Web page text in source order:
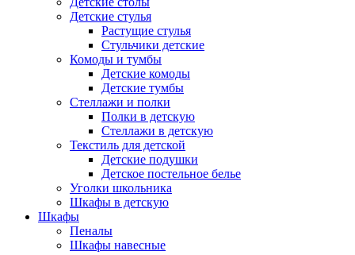
Детские стулья
Растущие стулья
Стульчики детские
Комоды и тумбы
Детские комоды
Детские тумбы
Стеллажи и полки
Полки в детскую
Стеллажи в детскую
Текстиль для детской
Детские подушки
Детское постельное белье
Уголки школьника
Шкафы в детскую
Шкафы
Пеналы
Шкафы навесные